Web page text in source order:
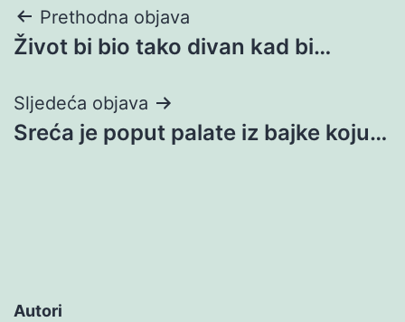
Navigacija
objava
Prethodna objava
Život bi bio tako divan kad bi…
Sljedeća objava
Sreća je poput palate iz bajke koju…
Autori